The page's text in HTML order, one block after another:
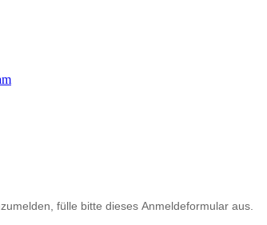
fülle bitte dieses Anmeldeformular aus.